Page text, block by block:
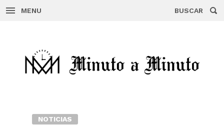
MENU BUSCAR
NOTICIAS